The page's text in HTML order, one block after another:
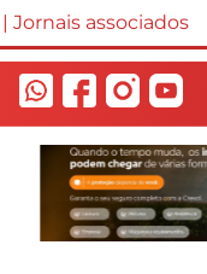
| Jornais associados